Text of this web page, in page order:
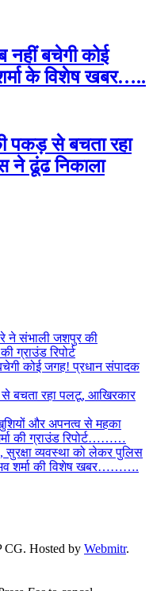
नहीं बचेगी कोई
के विशेष खबर…..
से बचता रहा
ने ढूंढ निकाला
ने संभाली जशपुर की
रिपोर्ट
कोई जगह! प्रधान संपादक
रहा पलटू, आखिरकार
और अपनत्व से महका
की ग्राउंड रिपोर्ट………
सुरक्षा व्यवस्था को लेकर पुलिस
शर्मा की विशेष खबर……….
Hosted by Webmitr.